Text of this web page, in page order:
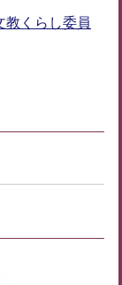
教くらし委員